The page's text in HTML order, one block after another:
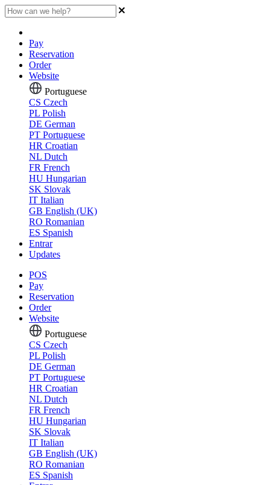
Pay
Reservation
Order
Website
Portuguese
CS Czech
PL Polish
DE German
PT Portuguese
HR Croatian
NL Dutch
FR French
HU Hungarian
SK Slovak
IT Italian
GB English (UK)
RO Romanian
ES Spanish
Entrar
Updates
POS
Pay
Reservation
Order
Website
Portuguese
CS Czech
PL Polish
DE German
PT Portuguese
HR Croatian
NL Dutch
FR French
HU Hungarian
SK Slovak
IT Italian
GB English (UK)
RO Romanian
ES Spanish